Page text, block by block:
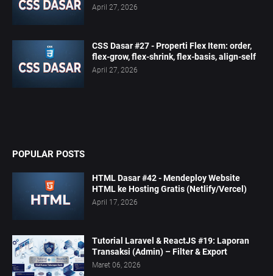
April 27, 2026
CSS Dasar #27 - Properti Flex Item: order,
flex-grow, flex-shrink, flex-basis, align-self
April 27, 2026
POPULAR POSTS
HTML Dasar #42 - Mendeploy Website
HTML ke Hosting Gratis (Netlify/Vercel)
April 17, 2026
Tutorial Laravel & ReactJS #19: Laporan
Transaksi (Admin) – Filter & Export
Maret 06, 2026